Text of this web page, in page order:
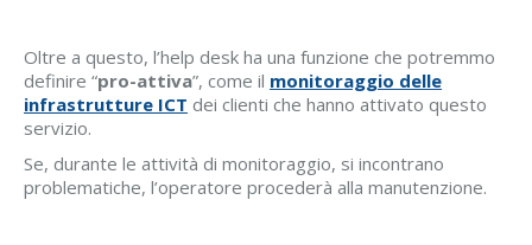
Oltre a questo, l’help desk ha una funzione che potremmo
definire “pro-attiva”, come il monitoraggio delle
infrastrutture ICT dei clienti che hanno attivato questo
servizio.
Se, durante le attività di monitoraggio, si incontrano
problematiche, l’operatore procederà alla manutenzione.